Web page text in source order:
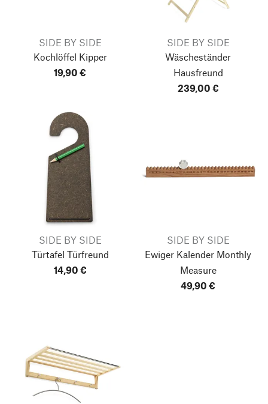
SIDE BY SIDE
Kochlöffel Kipper
19,90 €
SIDE BY SIDE
Wäscheständer
Hausfreund
239,00 €
SIDE BY SIDE
Türtafel Türfreund
14,90 €
SIDE BY SIDE
Ewiger Kalender Monthly
Measure
49,90 €